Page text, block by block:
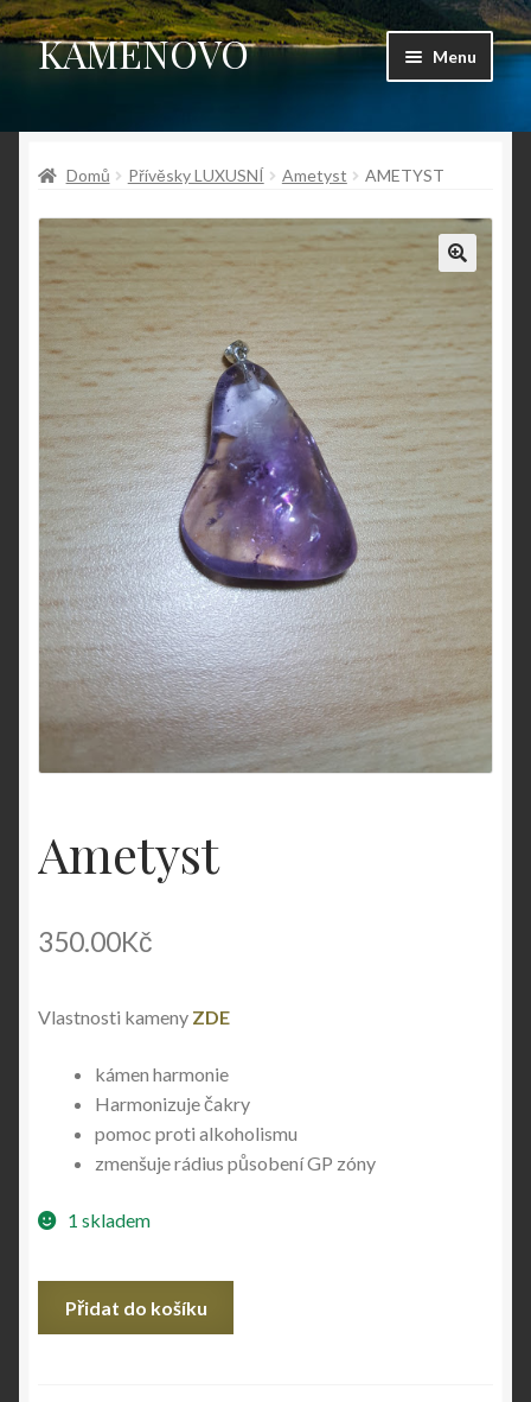
Přeskočit
na
Přejít
k
webu
KAMENOVO Menu
Shop
Můj účet
Košík
Pokladna
Kontakt
Fotogalerie
Domů Přívěsky LUXUSNÍ Ametyst AMETYST
Ametyst
350.00Kč
Vlastnosti kameny ZDE
kámen harmonie
Harmonizuje čakry
pomoc proti alkoholismu
zmenšuje rádius působení GP zóny
1 skladem
Ametyst
Přidat do košíku